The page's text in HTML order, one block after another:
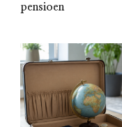
pensioen